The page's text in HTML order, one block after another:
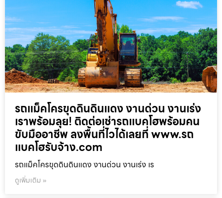
รถแม็คโครขุดดินดินแดง งานด่วน งานเร่ง
เราพร้อมลุย! ติดต่อเช่ารถแบคโฮพร้อมคน
ขับมืออาชีพ ลงพื้นที่ไวได้เลยที่ www.รถ
แบคโฮรับจ้าง.com
รถแม็คโครขุดดินดินแดง งานด่วน งานเร่ง เร
ดูเพิ่มเติม »